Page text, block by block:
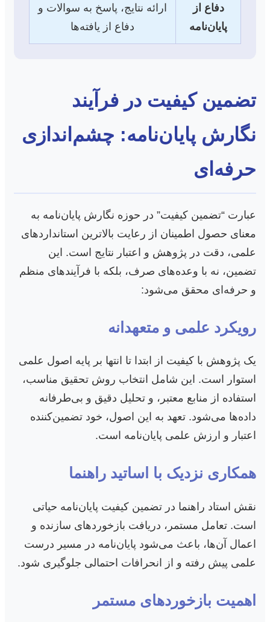
دفاع از
پایان‌نامه
ارائه نتایج، پاسخ به سوالات و
دفاع از یافته‌ها
تضمین کیفیت در فرآیند
نگارش پایان‌نامه: چشم‌اندازی
حرفه‌ای
عبارت “تضمین کیفیت” در حوزه نگارش پایان‌نامه به
معنای حصول اطمینان از رعایت بالاترین استانداردهای
علمی، دقت در پژوهش و اعتبار نتایج است. این
تضمین، نه با وعده‌های صرف، بلکه با فرآیندهای منظم
و حرفه‌ای محقق می‌شود:
رویکرد علمی و متعهدانه
یک پژوهش با کیفیت از ابتدا تا انتها بر پایه اصول علمی
استوار است. این شامل انتخاب روش تحقیق مناسب،
استفاده از منابع معتبر، و تحلیل دقیق و بی‌طرفانه
داده‌ها می‌شود. تعهد به این اصول، خود تضمین‌کننده
اعتبار و ارزش علمی پایان‌نامه است.
همکاری نزدیک با اساتید راهنما
نقش استاد راهنما در تضمین کیفیت پایان‌نامه حیاتی
است. تعامل مستمر، دریافت بازخوردهای سازنده و
اعمال آن‌ها، باعث می‌شود پایان‌نامه در مسیر درست
علمی پیش رفته و از انحرافات احتمالی جلوگیری شود.
اهمیت بازخوردهای مستمر